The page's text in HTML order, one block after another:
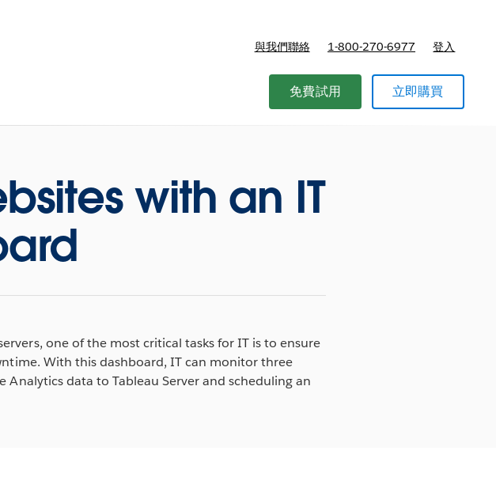
與我們聯絡 1-800-270-6977 登入
免費試用 立即購買
with an IT
one of the most critical tasks for IT is to ensure
With this dashboard, IT can monitor three
data to Tableau Server and scheduling an